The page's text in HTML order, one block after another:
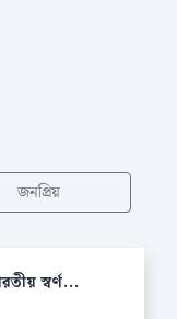
জনপ্রিয়
স্বর্ণ...